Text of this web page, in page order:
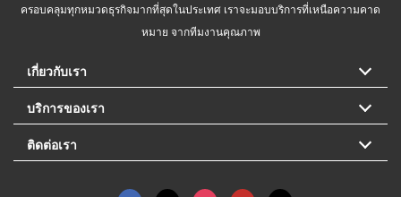
ครอบคลุมทุกหมวดธุรกิจมากที่สุดในประเทศ เราจะมอบบริการที่เหนือความคาด
หมาย จากทีมงานคุณภาพ
เกี่ยวกับเรา
บริการของเรา
ติดต่อเรา